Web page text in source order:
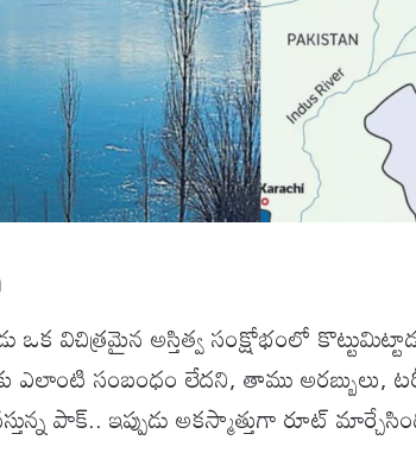
ఒక విచిత్రమైన అస్తిత్వ సంక్షోభంలో
సంబంధం లేదని, తాము అరబ్బులు,
పాక్.. ఇప్పుడు అకస్మాత్తుగా రూట్